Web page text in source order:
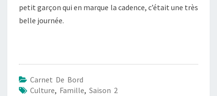
petit garçon qui en marque la cadence, c’était une très
belle journée.
Carnet De Bord
Culture, Famille, Saison 2